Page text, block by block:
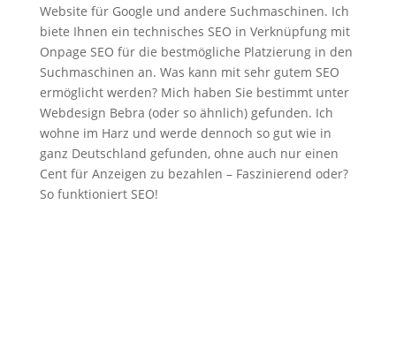
Website für Google und andere Suchmaschinen. Ich
biete Ihnen ein technisches SEO in Verknüpfung mit
Onpage SEO für die bestmögliche Platzierung in den
Suchmaschinen an. Was kann mit sehr gutem SEO
ermöglicht werden? Mich haben Sie bestimmt unter
Webdesign Bebra (oder so ähnlich) gefunden. Ich
wohne im Harz und werde dennoch so gut wie in
ganz Deutschland gefunden, ohne auch nur einen
Cent für Anzeigen zu bezahlen – Faszinierend oder?
So funktioniert SEO!